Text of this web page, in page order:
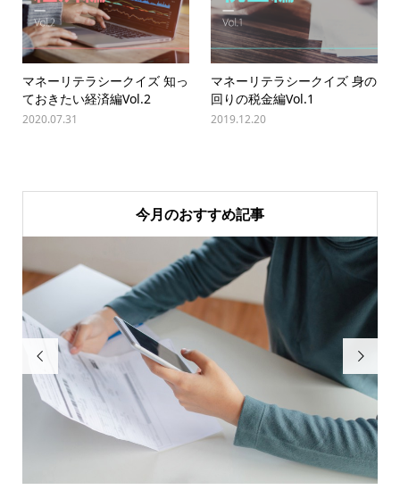
マネーリテラシークイズ 知っ
ておきたい経済編Vol.2
2020.07.31
マネーリテラシークイズ 身の
回りの税金編Vol.1
2019.12.20
今月のおすすめ記事
 